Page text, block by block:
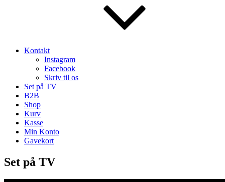
Kontakt
Instagram
Facebook
Skriv til os
Set på TV
B2B
Shop
Kurv
Kasse
Min Konto
Gavekort
Set på TV